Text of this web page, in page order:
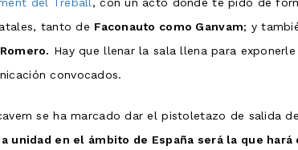
del Treball, con un acto donde te pido de
tanto de Faconauto como Ganvam; y
Hay que llenar la sala llena para
convocados.
se ha marcado dar el pistoletazo de salida
unidad en el ámbito de España será la que